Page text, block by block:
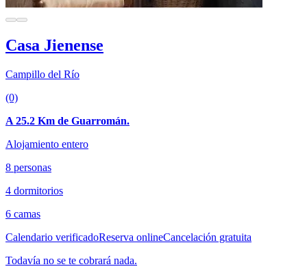
Casa Jienense
Campillo del Río
(0)
A 25.2 Km de Guarromán.
Alojamiento entero
8 personas
4 dormitorios
6 camas
Calendario verificadoReserva onlineCancelación gratuita
Todavía no se te cobrará nada.